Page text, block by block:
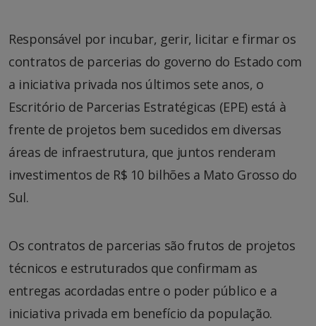
Responsável por incubar, gerir, licitar e firmar os
contratos de parcerias do governo do Estado com
a iniciativa privada nos últimos sete anos, o
Escritório de Parcerias Estratégicas (EPE) está à
frente de projetos bem sucedidos em diversas
áreas de infraestrutura, que juntos renderam
investimentos de R$ 10 bilhões a Mato Grosso do
Sul.
Os contratos de parcerias são frutos de projetos
técnicos e estruturados que confirmam as
entregas acordadas entre o poder público e a
iniciativa privada em benefício da população.